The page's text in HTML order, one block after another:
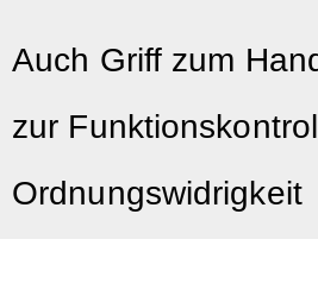
Auch Griff zum
zur
Ordnungswidrigkeit